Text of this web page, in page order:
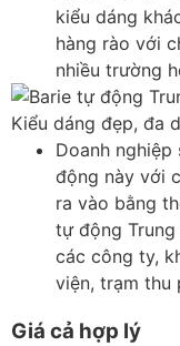
kiểu dáng
hàng rào với
nhiều trường
Kiểu dáng đẹp, đa
Doanh
động này với
ra vào bằng
tự động
các công ty,
viện, trạm thu
Giá cả hợp lý